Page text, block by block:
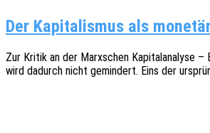
Der Kapitalismus als
Zur Kritik an der Marx­schen Kapi­tal­ana­ly­se
wird dadurch nicht gemin­dert. Eins der